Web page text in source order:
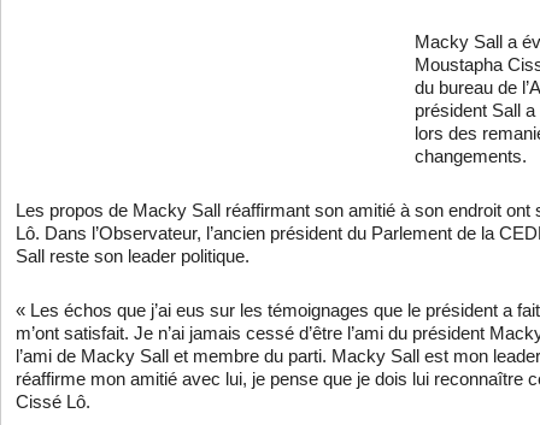
Macky Sall a
Moustapha
du bureau de
président Sall
lors des
changements.
Les propos de Macky Sall réaffirmant son amitié à son endroit
Lô. Dans l’Observateur, l’ancien président du Parlement de la
Sall reste son leader politique.
« Les échos que j’ai eus sur les témoignages que le président a
m’ont satisfait. Je n’ai jamais cessé d’être l’ami du président
l’ami de Macky Sall et membre du parti. Macky Sall est mon
réaffirme mon amitié avec lui, je pense que je dois lui reconnaître
Cissé Lô.